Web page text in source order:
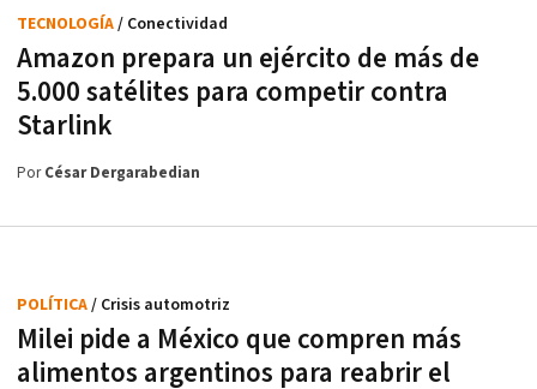
Amazon prepara un ejército de más de
5.000 satélites para competir contra
Starlink
TECNOLOGÍA/ Conectividad
PorCésar Dergarabedian
Milei pide a México que compren más
alimentos argentinos para reabrir el
POLÍTICA/ Crisis automotriz